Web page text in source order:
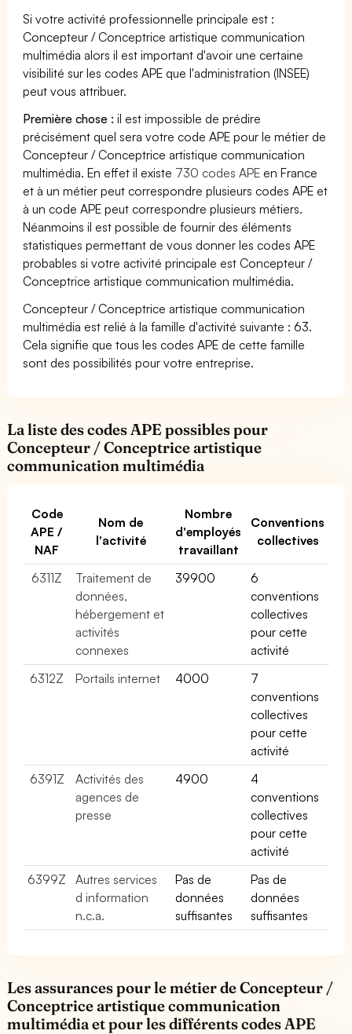
Si votre activité professionnelle principale est :
Concepteur / Conceptrice artistique communication
multimédia alors il est important d'avoir une certaine
visibilité sur les codes APE que l'administration (INSEE)
peut vous attribuer.
Première chose : il est impossible de prédire
précisément quel sera votre code APE pour le métier de
Concepteur / Conceptrice artistique communication
multimédia. En effet il existe 730 codes APE en France
et à un métier peut correspondre plusieurs codes APE et
à un code APE peut correspondre plusieurs métiers.
Néanmoins il est possible de fournir des éléments
statistiques permettant de vous donner les codes APE
probables si votre activité principale est Concepteur /
Conceptrice artistique communication multimédia.
Concepteur / Conceptrice artistique communication
multimédia est relié à la famille d'activité suivante : 63.
Cela signifie que tous les codes APE de cette famille
sont des possibilités pour votre entreprise.
La liste des codes APE possibles pour
Concepteur / Conceptrice artistique
communication multimédia
Code
APE /
NAF
Nom de
l'activité
Nombre
d'employés
travaillant
Conventions
collectives
6311Z
Traitement de
données,
hébergement et
activités
connexes
39900
6
conventions
collectives
pour cette
activité
6312Z
Portails internet 4000
7
conventions
collectives
pour cette
activité
6391Z
Activités des
agences de
presse
4900
4
conventions
collectives
pour cette
activité
6399Z
Autres services
d information
n.c.a.
Pas de
données
suffisantes
Pas de
données
suffisantes
Les assurances pour le métier de Concepteur /
Conceptrice artistique communication
multimédia et pour les différents codes APE